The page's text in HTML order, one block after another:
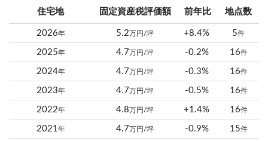
住宅地 固定資産税評価額 前年比 地点数
2026年 5.2 万円/坪 +8.4% 5件
2025年 4.7 万円/坪 -0.2% 16件
2024年 4.7 万円/坪 -0.3% 16件
2023年 4.7 万円/坪 -0.5% 16件
2022年 4.8 万円/坪 +1.4% 16件
2021年 4.7 万円/坪 -0.9% 15件